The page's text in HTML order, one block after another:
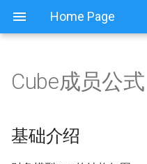
Home Page
Cube成员公式
基础介绍
Cube成员公式
基础介绍